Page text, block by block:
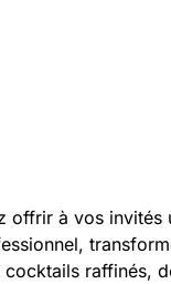
offrir à vos invités
raffinés,